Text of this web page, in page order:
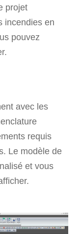
projet
incendies en
pouvez
avec les
requis
Le modèle de
et vous